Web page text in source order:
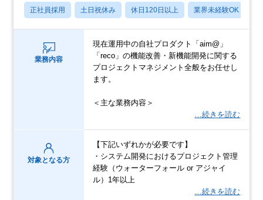
正社員採用 土日祝休み 休日120日以上 業界未経験OK
業務内容
現在運用中の自社プロダクト「aim@」
「reco」の機能改善・新機能開発に関する
プロジェクトマネジメント全般をお任せし
ます。
＜主な業務内容＞
…続きを読む
対象となる方
【下記いずれかが必要です】
・システム開発におけるプロジェクト管理
経験（ウォーターフォール or アジャイ
ル）1年以上
…続きを読む